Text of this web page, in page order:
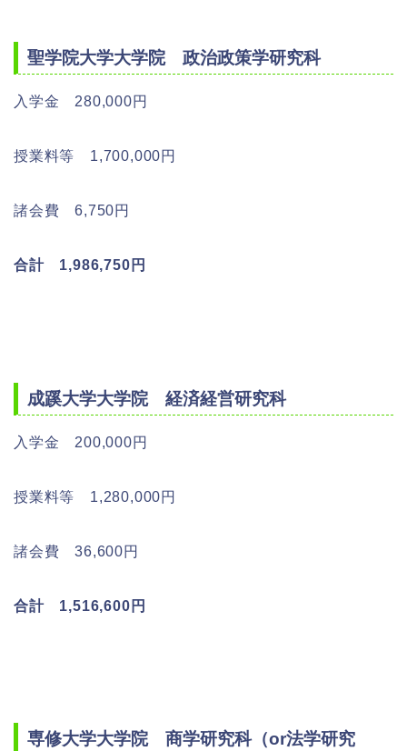
聖学院大学大学院 政治政策学研究科
入学金 280,000円
授業料等 1,700,000円
諸会費 6,750円
合計 1,986,750円
成蹊大学大学院 経済経営研究科
入学金 200,000円
授業料等 1,280,000円
諸会費 36,600円
合計 1,516,600円
専修大学大学院 商学研究科（or法学研究